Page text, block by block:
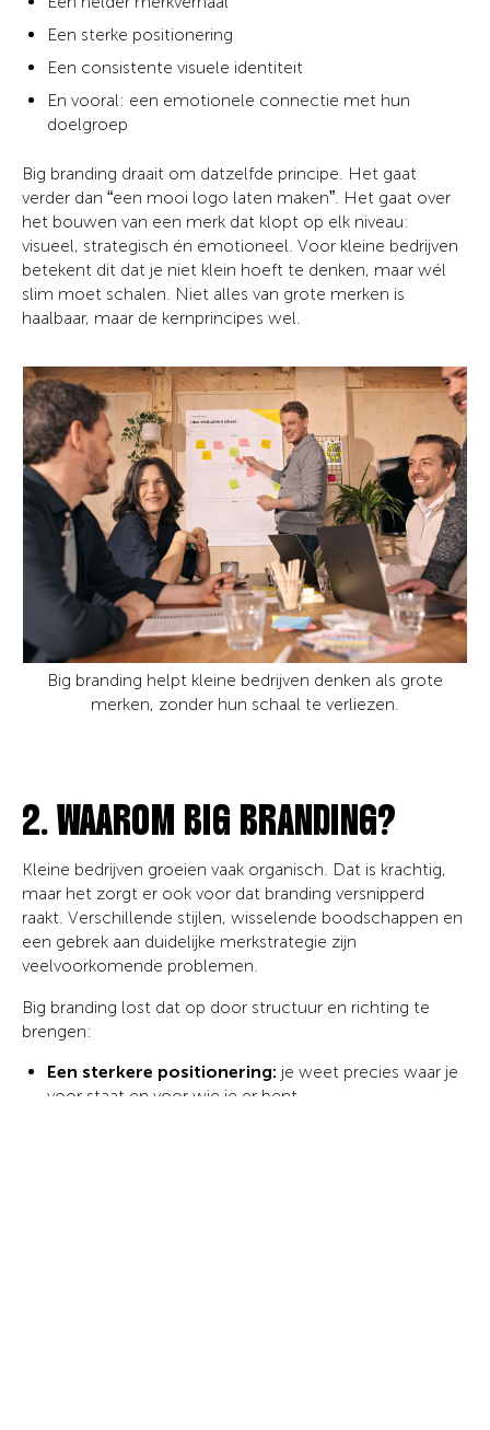
Een sterke positionering
Een consistente visuele identiteit
En vooral: een emotionele connectie met hun
doelgroep
Big branding draait om datzelfde principe. Het gaat
verder dan “een mooi logo laten maken”. Het gaat over
het bouwen van een merk dat klopt op elk niveau:
visueel, strategisch én emotioneel. Voor kleine bedrijven
betekent dit dat je niet klein hoeft te denken, maar wél
slim moet schalen. Niet alles van grote merken is
haalbaar, maar de kernprincipes wel.
Big branding helpt kleine bedrijven denken als grote
merken, zonder hun schaal te verliezen.
2. WAAROM BIG BRANDING?
Kleine bedrijven groeien vaak organisch. Dat is krachtig,
maar het zorgt er ook voor dat branding versnipperd
raakt. Verschillende stijlen, wisselende boodschappen en
een gebrek aan duidelijke merkstrategie zijn
veelvoorkomende problemen.
Big branding lost dat op door structuur en richting te
brengen:
Een sterkere positionering: je weet precies waar je
voor staat en voor wie je er bent.